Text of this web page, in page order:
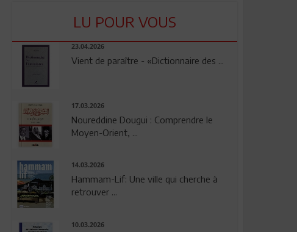
LU POUR VOUS
23.04.2026
Vient de paraître - «Dictionnaire des ...
17.03.2026
Noureddine Dougui : Comprendre le
Moyen-Orient, ...
14.03.2026
Hammam-Lif: Une ville qui cherche à
retrouver ...
10.03.2026